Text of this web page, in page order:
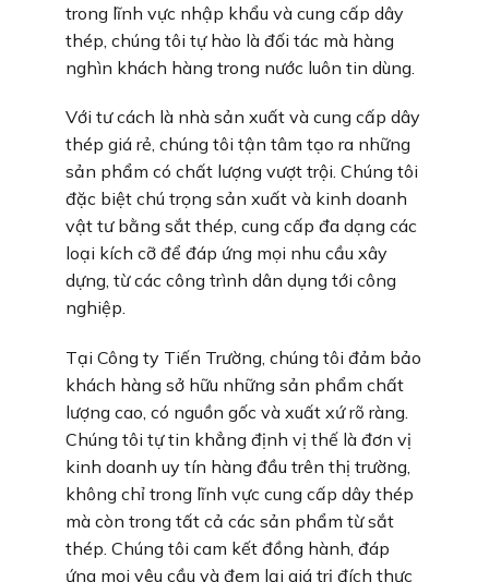
trong lĩnh vực nhập khẩu và cung cấp dây
thép, chúng tôi tự hào là đối tác mà hàng
nghìn khách hàng trong nước luôn tin dùng.
Với tư cách là nhà sản xuất và cung cấp dây
thép giá rẻ, chúng tôi tận tâm tạo ra những
sản phẩm có chất lượng vượt trội. Chúng tôi
đặc biệt chú trọng sản xuất và kinh doanh
vật tư bằng sắt thép, cung cấp đa dạng các
loại kích cỡ để đáp ứng mọi nhu cầu xây
dựng, từ các công trình dân dụng tới công
nghiệp.
Tại Công ty Tiến Trường, chúng tôi đảm bảo
khách hàng sở hữu những sản phẩm chất
lượng cao, có nguồn gốc và xuất xứ rõ ràng.
Chúng tôi tự tin khẳng định vị thế là đơn vị
kinh doanh uy tín hàng đầu trên thị trường,
không chỉ trong lĩnh vực cung cấp dây thép
mà còn trong tất cả các sản phẩm từ sắt
thép. Chúng tôi cam kết đồng hành, đáp
ứng mọi yêu cầu và đem lại giá trị đích thực